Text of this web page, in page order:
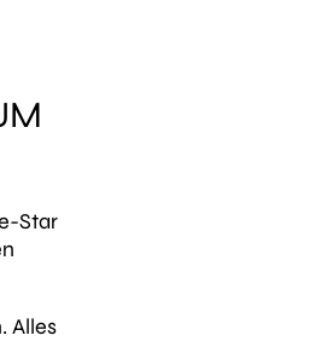
Star
Alles